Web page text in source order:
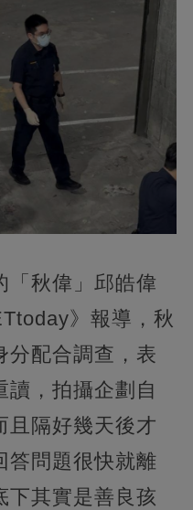
「秋偉」邱皓偉
》報導，秋
分配合調查，表
讀，拍攝企劃自
且隔好幾天後才
答問題很快就離
下其實是善良孩